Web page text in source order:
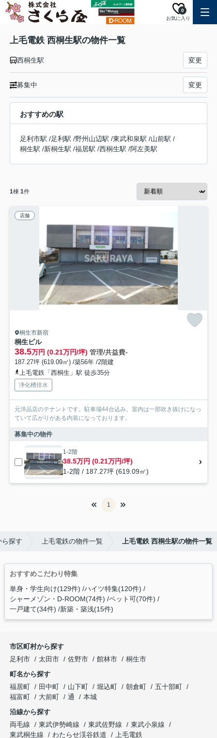
お気に入り
0
上毛電鉄 西桐生駅の物件一覧
西桐生駅 変更
募集中 変更
おすすめの駅
足利市駅 /足利駅 /野州山辺駅 /東武和泉駅 /山前駅 /
桐生駅 /新桐生駅 /福居駅 /西桐生駅 /阿左美駅
1棟 1件
店舗
桐生市新宿
桐生ビル
38.5万円 (0.21万円/坪) 管理/共益費-
187.27坪 (619.09㎡) /築56年 /2階建
上毛電鉄「西桐生」駅 徒歩35分
浄化槽排水
元洋品店のテナントです。駐車場44台込み。室内は一部吹き抜けになっ
ていて広がりがある内装になっております。
募集中の物件
1-2階
38.5万円 (0.21万円/坪)
1-2階 / 187.27坪 (619.09㎡)
1
ら探す 上毛電鉄の物件一覧 上毛電鉄 西桐生駅の物件一覧
おすすめこだわり特集
単身・学生向け(129件) ハイツ特集(120件)
シャーメゾン・D-ROOM(74件) ペット可(70件)
一戸建て(34件) 新築・築浅(15件)
市区町村から探す
足利市
太田市 佐野市 館林市
桐生市
町名から探す
福居町
田中町 山下町 堀込町 朝倉町
五十部町
福富町
大前町 通
本城
沿線から探す
両毛線
東武伊勢崎線 東武佐野線
東武小泉線
東武桐生線
わたらせ渓谷鉄道
上毛電鉄